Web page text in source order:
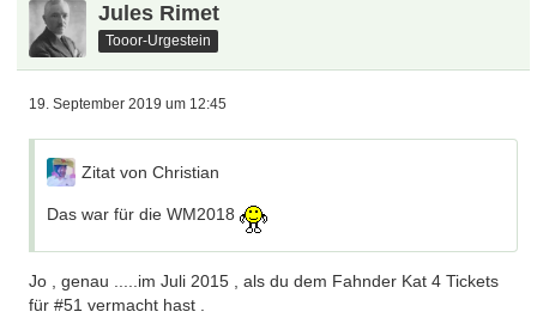
Jules Rimet
Tooor-Urgestein
19. September 2019 um 12:45
Zitat von Christian
Das war für die WM2018
Jo , genau .....im Juli 2015 , als du dem Fahnder Kat 4 Tickets
für #51 vermacht hast .